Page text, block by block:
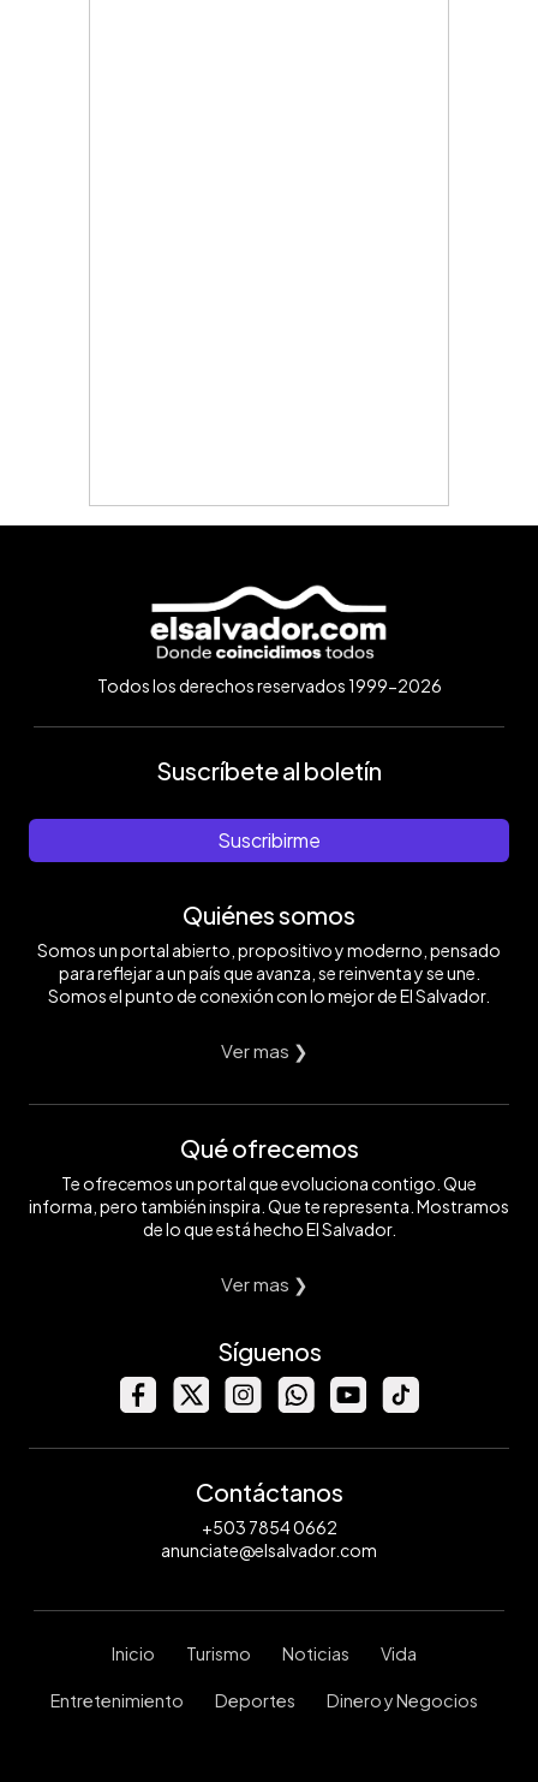
Todos los derechos reservados 1999-2026
Suscríbete al boletín
Suscribirme
Quiénes somos
Somos un portal abierto, propositivo y moderno, pensado
para reflejar a un país que avanza, se reinventa y se une.
Somos el punto de conexión con lo mejor de El Salvador.
Ver mas ❯
Qué ofrecemos
Te ofrecemos un portal que evoluciona contigo. Que
informa, pero también inspira. Que te representa. Mostramos
de lo que está hecho El Salvador.
Ver mas ❯
Síguenos
Contáctanos
+503 7854 0662
anunciate@elsalvador.com
Inicio Turismo Noticias Vida
Entretenimiento Deportes Dinero y Negocios